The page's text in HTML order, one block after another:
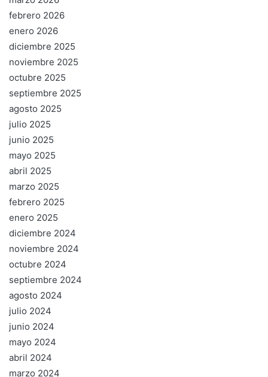
febrero 2026
enero 2026
diciembre 2025
noviembre 2025
octubre 2025
septiembre 2025
agosto 2025
julio 2025
junio 2025
mayo 2025
abril 2025
marzo 2025
febrero 2025
enero 2025
diciembre 2024
noviembre 2024
octubre 2024
septiembre 2024
agosto 2024
julio 2024
junio 2024
mayo 2024
abril 2024
marzo 2024